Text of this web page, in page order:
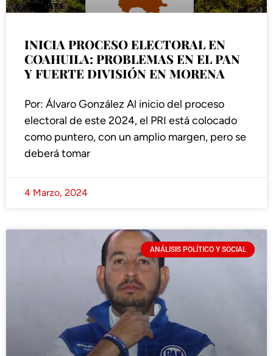
INICIA PROCESO ELECTORAL EN
COAHUILA: PROBLEMAS EN EL PAN
Y FUERTE DIVISIÓN EN MORENA
Por: Álvaro González Al inicio del proceso
electoral de este 2024, el PRI está colocado
como puntero, con un amplio margen, pero se
deberá tomar
4 Marzo, 2024
ANÁLISIS POLÍTICO Y SOCIAL